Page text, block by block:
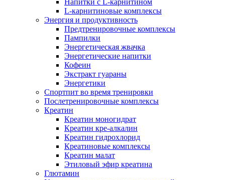
Напитки c L-карнитином
L-карнитиновые комплексы
Энергия и продуктивность
Предтренировочные комплексы
Пампилки
Энергетическая жвачка
Энергетические напитки
Кофеин
Экстракт гуараны
Энергетики
Спортпит во время тренировки
Послетренировочные комплексы
Креатин
Креатин моногидрат
Креатин кре-алкалин
Креатин гидрохлорид
Креатиновые комплексы
Креатин малат
Этиловый эфир креатина
Глютамин